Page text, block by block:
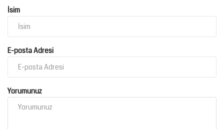
İsim
E-posta Adresi
Yorumunuz